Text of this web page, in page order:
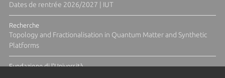
Dates de rentrée 2026/2027 | IUT
Recherche
Topology and Fractionalisation in Quantum Matter and Synthetic
Platforms
Fundazione di l'Università